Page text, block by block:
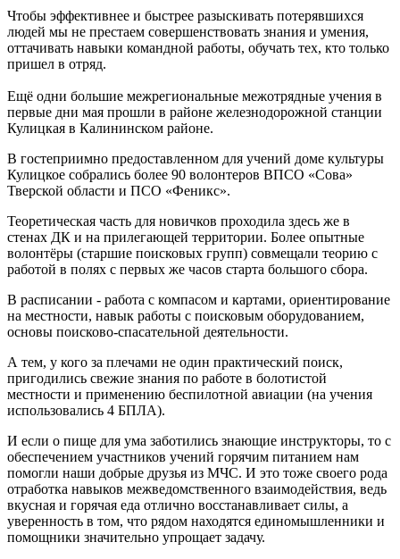
Чтобы эффективнее и быстрее разыскивать потерявшихся
людей мы не престаем совершенствовать знания и умения,
оттачивать навыки командной работы, обучать тех, кто только
пришел в отряд.
Ещё одни большие межрегиональные межотрядные учения в
первые дни мая прошли в районе железнодорожной станции
Кулицкая в Калининском районе.
В гостеприимно предоставленном для учений доме культуры
Кулицкое собрались более 90 волонтеров ВПСО «Сова»
Тверской области и ПСО «Феникс».
Теоретическая часть для новичков проходила здесь же в
стенах ДК и на прилегающей территории. Более опытные
волонтёры (старшие поисковых групп) совмещали теорию с
работой в полях с первых же часов старта большого сбора.
В расписании - работа с компасом и картами, ориентирование
на местности, навык работы с поисковым оборудованием,
основы поисково-спасательной деятельности.
А тем, у кого за плечами не один практический поиск,
пригодились свежие знания по работе в болотистой
местности и применению беспилотной авиации (на учения
использовались 4 БПЛА).
И если о пище для ума заботились знающие инструкторы, то с
обеспечением участников учений горячим питанием нам
помогли наши добрые друзья из МЧС. И это тоже своего рода
отработка навыков межведомственного взаимодействия, ведь
вкусная и горячая еда отлично восстанавливает силы, а
уверенность в том, что рядом находятся единомышленники и
помощники значительно упрощает задачу.